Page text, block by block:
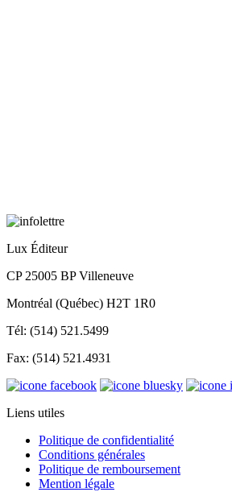
Lux Éditeur
CP 25005 BP Villeneuve
Montréal (Québec) H2T 1R0
Tél: (514) 521.5499
Fax: (514) 521.4931
Liens utiles
Politique de confidentialité
Conditions générales
Politique de remboursement
Mention légale